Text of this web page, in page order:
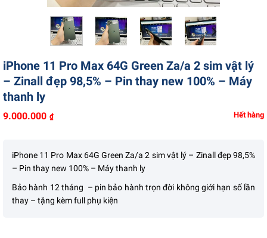
iPhone 11 Pro Max 64G Green Za/a 2 sim vật lý
– Zinall đẹp 98,5% – Pin thay new 100% – Máy
thanh ly
9.000.000 ₫
iPhone 11 Pro Max 64G Green Za/a 2 sim vật lý – Zinall đẹp 98,5%
– Pin thay new 100% – Máy thanh ly
Bảo hành 12 tháng – pin bảo hành trọn đời không giới hạn số lần
thay – tặng kèm full phụ kiện
Hết hàng